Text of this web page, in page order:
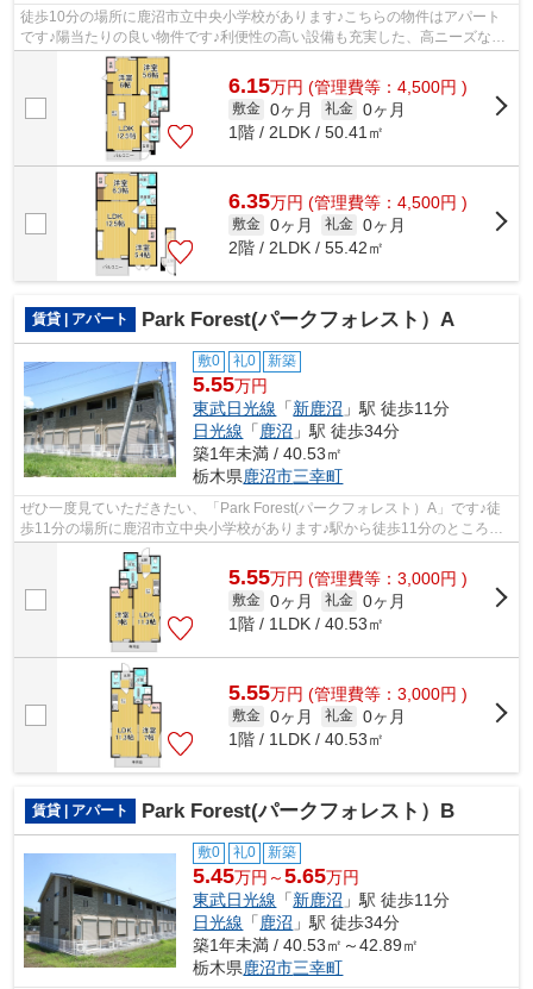
徒歩10分の場所に鹿沼市立中央小学校があります♪こちらの物件はアパート
です♪陽当たりの良い物件です♪利便性の高い設備も充実した、高ニーズな
2026年築の物件です♪鹿沼市エリアの賃貸...
6.15万円 (管理費等：4,500円 )
敷金 0ヶ月 礼金 0ヶ月
1階 / 2LDK / 50.41㎡
6.35万円 (管理費等：4,500円 )
敷金 0ヶ月 礼金 0ヶ月
2階 / 2LDK / 55.42㎡
賃貸 | アパート Park Forest(パークフォレスト）A
敷0 礼0 新築
5.55万円
東武日光線 「新鹿沼 」駅 徒歩11分
日光線 「 鹿沼 」駅 徒歩34分
築1年未満 / 40.53㎡
栃木県鹿沼市三幸町
ぜひ一度見ていただきたい、「Park Forest(パークフォレスト）A」です♪徒
歩11分の場所に鹿沼市立中央小学校があります♪駅から徒歩11分のところに
あるアパートはいかがでしょうか♪こち...
5.55万円 (管理費等：3,000円 )
敷金 0ヶ月 礼金 0ヶ月
1階 / 1LDK / 40.53㎡
5.55万円 (管理費等：3,000円 )
敷金 0ヶ月 礼金 0ヶ月
1階 / 1LDK / 40.53㎡
賃貸 | アパート Park Forest(パークフォレスト）B
敷0 礼0 新築
5.45万円～5.65万円
東武日光線 「新鹿沼 」駅 徒歩11分
日光線 「 鹿沼 」駅 徒歩34分
築1年未満 / 40.53㎡～42.89㎡
栃木県鹿沼市三幸町